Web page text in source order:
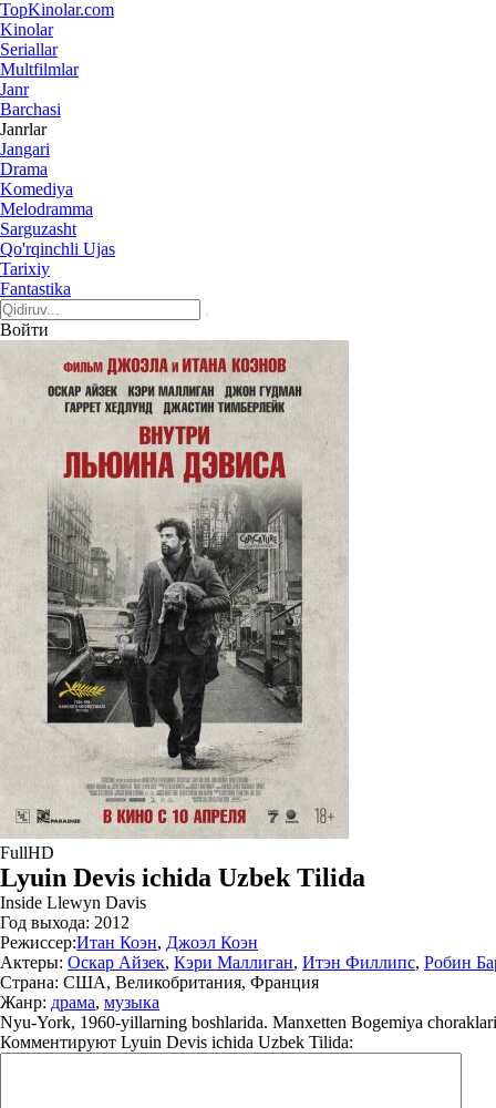
TopKinolar.com
Kinolar
Seriallar
Multfilmlar
Janr
Barchasi
Janrlar
Jangari
Drama
Komediya
Melodramma
Sarguzasht
Qo'rqinchli Ujas
Tarixiy
Fantastika
Войти
FullHD
Lyuin Devis ichida Uzbek Tilida
Inside Llewyn Davis
Год выхода: 2012
Режиссер:Итан Коэн, Джоэл Коэн
Актеры: Оскар Айзек, Кэри Маллиган, Итэн Филлипс, Робин
Страна: США, Великобритания, Франция
Жанр: драма, музыка
Nyu-York, 1960-yillarning boshlarida. Manxetten Bogemiya
Комментируют Lyuin Devis ichida Uzbek Tilida: